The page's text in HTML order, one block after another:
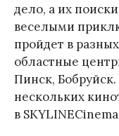
дело, а их
веселыми
пройдет в
областные
Пинск,
нескольких
в